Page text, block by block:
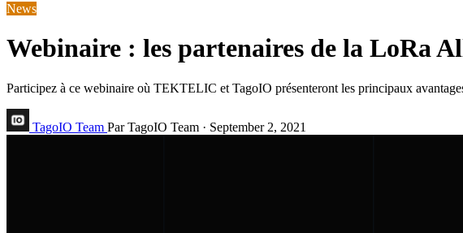
News
Webinaire : les partenaires de la LoRa
Participez à ce webinaire où TEKTELIC et TagoIO présenteront les principaux
TagoIO Team Par TagoIO Team · September 2, 2021